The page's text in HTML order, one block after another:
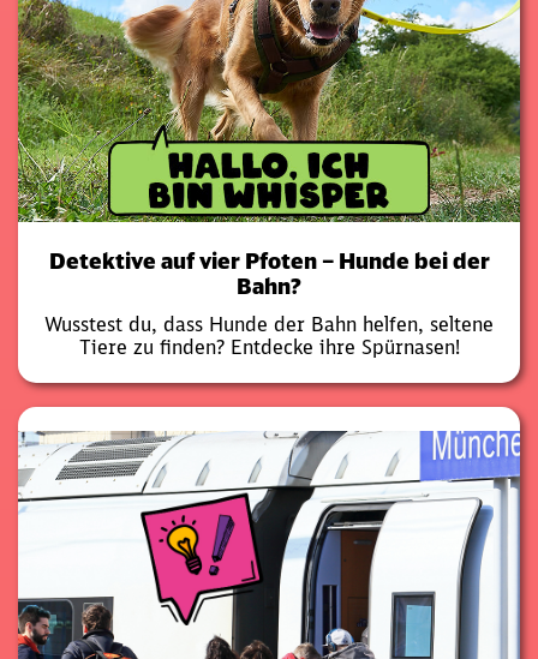
Detektive auf vier Pfoten – Hunde bei der
Bahn?
Wusstest du, dass Hunde der Bahn helfen, seltene
Tiere zu finden? Entdecke ihre Spürnasen!